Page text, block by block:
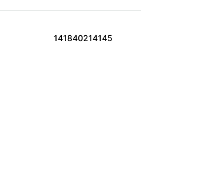
141840214145